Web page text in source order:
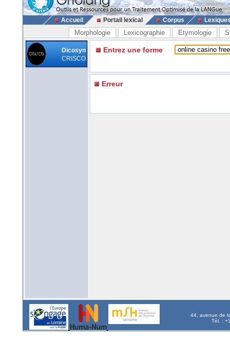
Accueil Portail lexical Corpus
Morphologie Lexicographie Etymologie
Dicosyn
CRISCO
Entrez une forme
Erreur
44, avenue de
Tél. :